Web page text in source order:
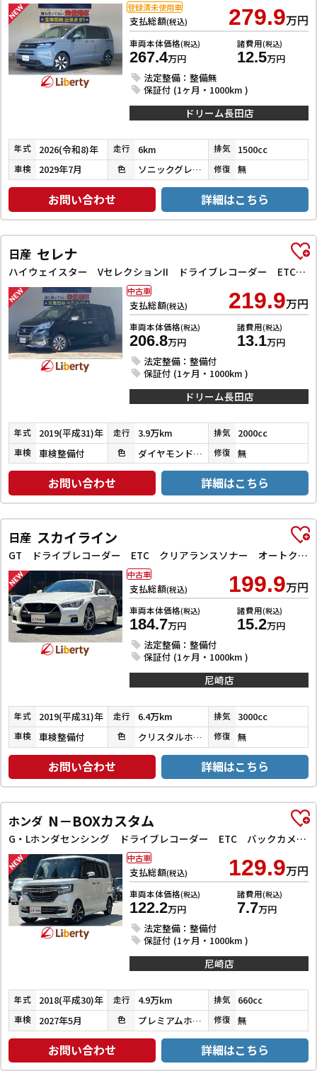
支払総額(税込) 279.9万円
車両本体価格(税込)
267.4万円
諸費用(税込)
12.5万円
法定整備：整備無
保証付 (1ヶ月・1000km )
登録済未使用車
ドリーム長田店
年式 2026(令和8)年 走行 6km 排気 1500cc
車検 2029年7月 色 ソニックグレーパール 修復 無
お問い合わせ 詳細はこちら
日産 セレナ
ハイウェイスター VセレクションII ドライブレコーダー ETC 全周囲カメラ ナビ TV クリアランスソナー オートクルーズコントロール パークアシスト 衝突被害軽減システム 両側電動スライドドア オートライト LEDヘッドランプ
支払総額(税込) 219.9万円
車両本体価格(税込)
206.8万円
諸費用(税込)
13.1万円
法定整備：整備付
保証付 (1ヶ月・1000km )
中古車
ドリーム長田店
年式 2019(平成31)年 走行 3.9万km 排気 2000cc
車検 車検整備付 色 ダイヤモンドブラックパール 修復 無
お問い合わせ 詳細はこちら
日産 スカイライン
GT ドライブレコーダー ETC クリアランスソナー オートクルーズコントロール 衝突被害軽減システム 全周囲カメラ ナビ TV アルミホイール オートライト LEDヘッドランプ サンルーフ AT
支払総額(税込) 199.9万円
車両本体価格(税込)
184.7万円
諸費用(税込)
15.2万円
法定整備：整備付
保証付 (1ヶ月・1000km )
中古車
尼崎店
年式 2019(平成31)年 走行 6.4万km 排気 3000cc
車検 車検整備付 色 クリスタルホワイトパール３コートパール 修復 無
お問い合わせ 詳細はこちら
ホンダ N－BOXカスタム
G・Lホンダセンシング ドライブレコーダー ETC バックカメラ 両側スライド・片側電動 ナビ TV クリアランスソナー オートクルーズコントロール レーンアシスト 衝突被害軽減システム オートライト スマートキー
支払総額(税込) 129.9万円
車両本体価格(税込)
122.2万円
諸費用(税込)
7.7万円
法定整備：整備付
保証付 (1ヶ月・1000km )
中古車
尼崎店
年式 2018(平成30)年 走行 4.9万km 排気 660cc
車検 2027年5月 色 プレミアムホワイトパールⅡ 修復 無
お問い合わせ 詳細はこちら